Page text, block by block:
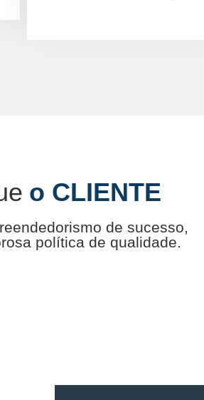
o CLIENTE
de sucesso,
política de qualidade.